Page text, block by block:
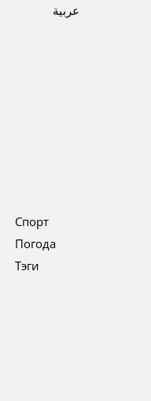
عربية
Спорт
Погода
Тэги